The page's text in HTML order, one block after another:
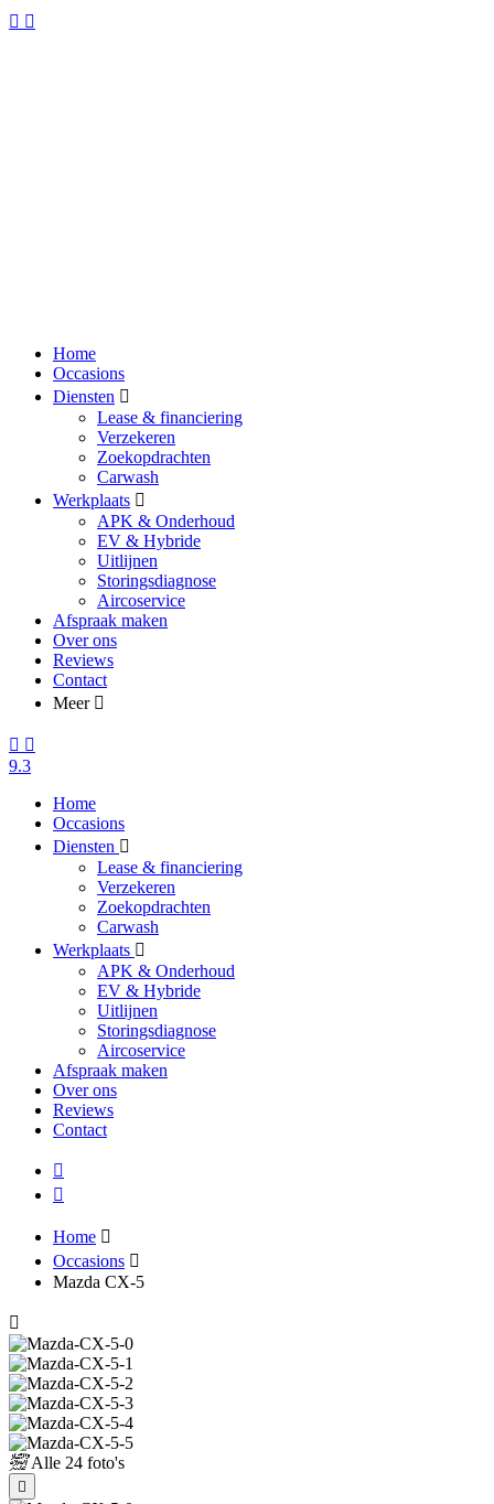
Home
Occasions
Diensten
Lease & financiering
Verzekeren
Zoekopdrachten
Carwash
Werkplaats
APK & Onderhoud
EV & Hybride
Uitlijnen
Storingsdiagnose
Aircoservice
Afspraak maken
Over ons
Reviews
Contact
Meer
9.3
Home
Occasions
Diensten
Lease & financiering
Verzekeren
Zoekopdrachten
Carwash
Werkplaats
APK & Onderhoud
EV & Hybride
Uitlijnen
Storingsdiagnose
Aircoservice
Afspraak maken
Over ons
Reviews
Contact
Home
Occasions
Mazda CX-5
Alle 24 foto's